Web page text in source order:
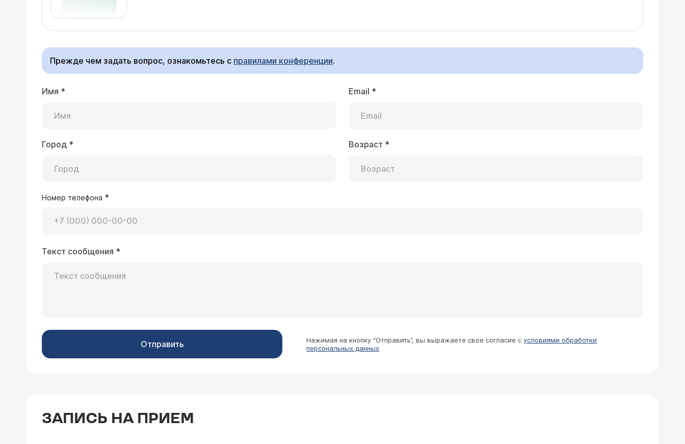
Прежде чем задать вопрос, ознакомьтесь с правилами конференции.
Имя * Email *
Город * Возраст *
Номер телефона *
Текст сообщения *
Отправить Нажимая на кнопку “Отправить”, вы выражаете свое согласие сусловиями обработки
персональных данных
ЗАПИСЬ НА ПРИЕМ